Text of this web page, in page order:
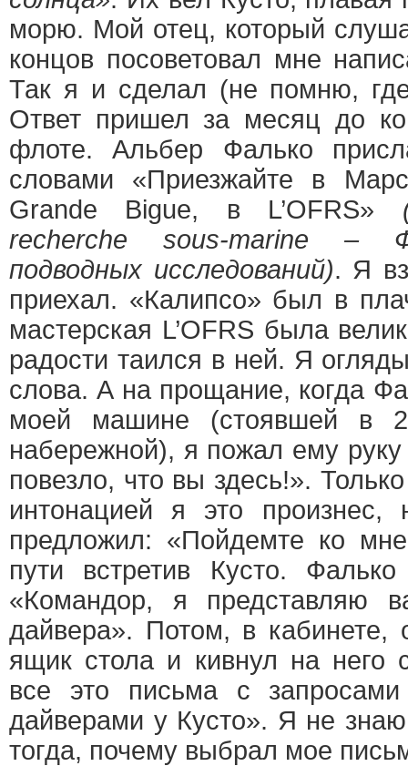
морю. Мой отец, который
концов посоветовал мне
Так я и сделал (не помню,
Ответ пришел за месяц до
флоте. Альбер Фалько
словами «Приезжайте в
Grande Bigue, в L’OFRS»
recherche sous-marine –
подводных исследований). Я
приехал. «Калипсо» был в
мастерская L’OFRS была
радости таился в ней. Я
слова. А на прощание, когда
моей машине (стоявшей в
набережной), я пожал ему
повезло, что вы здесь!».
интонацией я это
предложил: «Пойдемте ко
пути встретив Кусто.
«Командор, я представляю
дайвера». Потом, в кабинете,
ящик стола и кивнул на него
все это письма с
дайверами у Кусто». Я не
тогда, почему выбрал мое